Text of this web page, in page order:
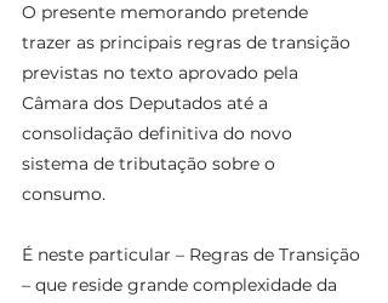
O presente memorando pretende
trazer as principais regras de transição
previstas no texto aprovado pela
Câmara dos Deputados até a
consolidação definitiva do novo
sistema de tributação sobre o
consumo.
É neste particular – Regras de Transição
– que reside grande complexidade da